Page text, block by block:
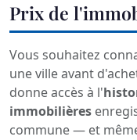
Prix de
Vous souhaitez
une ville avant
donne accès à l'
immobilières
commune — et